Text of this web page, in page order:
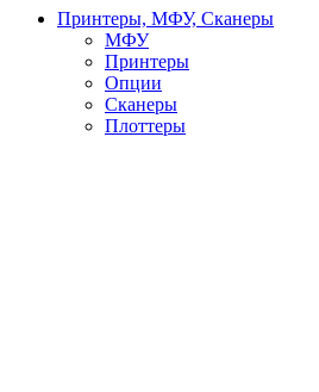
Принтеры, МФУ, Сканеры
МФУ
Принтеры
Опции
Сканеры
Плоттеры